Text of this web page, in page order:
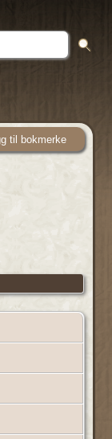
til bokmerke